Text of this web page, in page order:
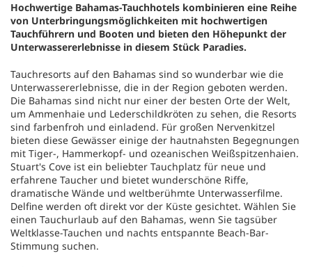
Hochwertige Bahamas-Tauchhotels kombinieren eine Reihe
von Unterbringungsmöglichkeiten mit hochwertigen
Tauchführern und Booten und bieten den Höhepunkt der
Unterwassererlebnisse in diesem Stück Paradies.
Tauchresorts auf den Bahamas sind so wunderbar wie die
Unterwassererlebnisse, die in der Region geboten werden.
Die Bahamas sind nicht nur einer der besten Orte der Welt,
um Ammenhaie und Lederschildkröten zu sehen, die Resorts
sind farbenfroh und einladend. Für großen Nervenkitzel
bieten diese Gewässer einige der hautnahsten Begegnungen
mit Tiger-, Hammerkopf- und ozeanischen Weißspitzenhaien.
Stuart's Cove ist ein beliebter Tauchplatz für neue und
erfahrene Taucher und bietet wunderschöne Riffe,
dramatische Wände und weltberühmte Unterwasserfilme.
Delfine werden oft direkt vor der Küste gesichtet. Wählen Sie
einen Tauchurlaub auf den Bahamas, wenn Sie tagsüber
Weltklasse-Tauchen und nachts entspannte Beach-Bar-
Stimmung suchen.